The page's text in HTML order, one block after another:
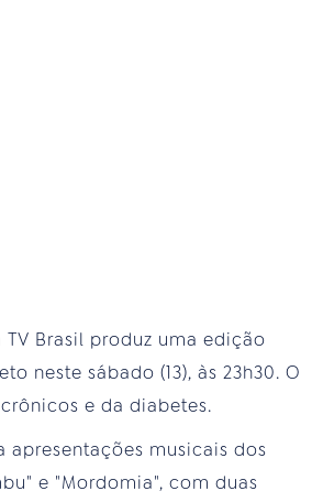
Brasil produz uma edição
neste sábado (13), às 23h30. O
e da diabetes.
musicais dos
e "Mordomia", com duas